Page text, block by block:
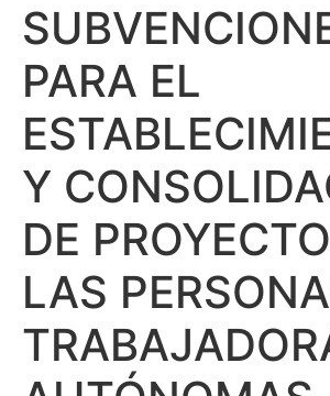
PARA EL
Y
DE
LAS